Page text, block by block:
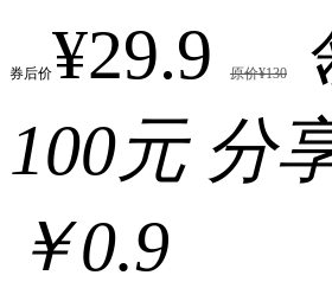
券后价¥29.9 原价¥130
100元 分
￥0.9